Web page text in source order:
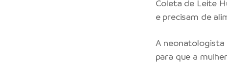
Coleta de Leite
e precisam de
A neonatologista
para que a